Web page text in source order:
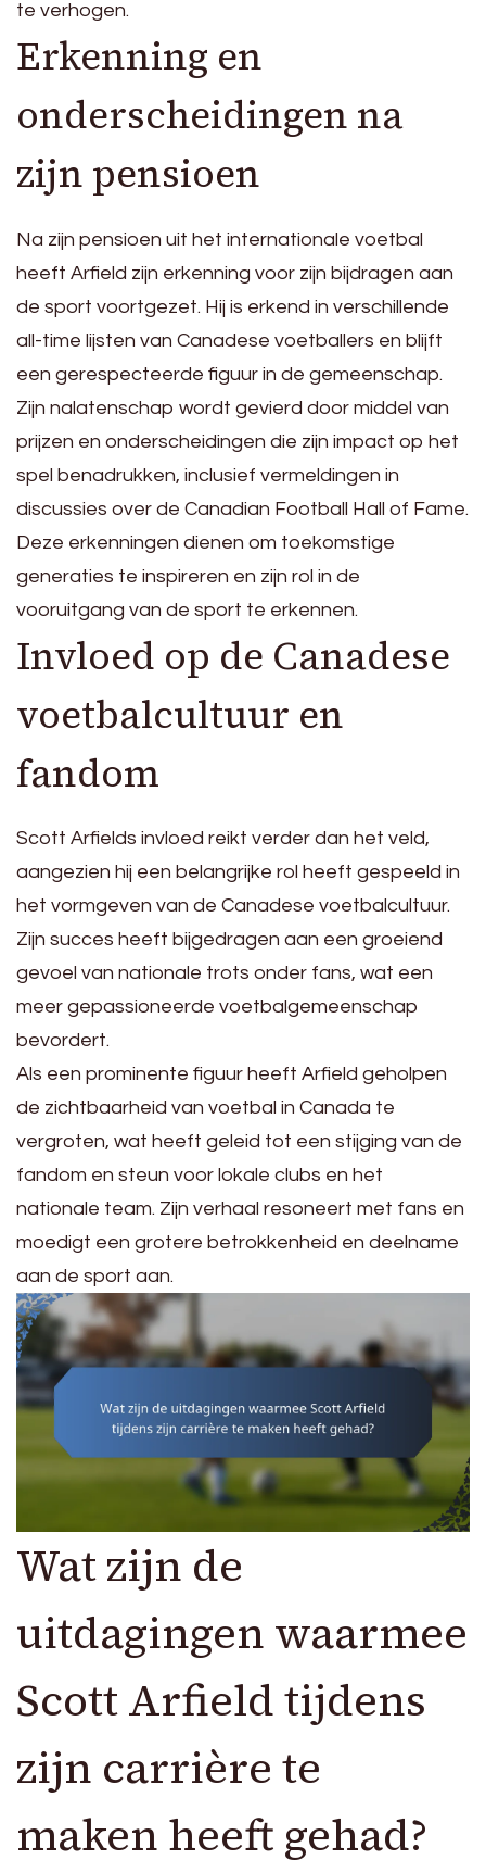
te verhogen.
Erkenning en
onderscheidingen na
zijn pensioen
Na zijn pensioen uit het internationale voetbal
heeft Arfield zijn erkenning voor zijn bijdragen aan
de sport voortgezet. Hij is erkend in verschillende
all-time lijsten van Canadese voetballers en blijft
een gerespecteerde figuur in de gemeenschap.
Zijn nalatenschap wordt gevierd door middel van
prijzen en onderscheidingen die zijn impact op het
spel benadrukken, inclusief vermeldingen in
discussies over de Canadian Football Hall of Fame.
Deze erkenningen dienen om toekomstige
generaties te inspireren en zijn rol in de
vooruitgang van de sport te erkennen.
Invloed op de Canadese
voetbalcultuur en
fandom
Scott Arfields invloed reikt verder dan het veld,
aangezien hij een belangrijke rol heeft gespeeld in
het vormgeven van de Canadese voetbalcultuur.
Zijn succes heeft bijgedragen aan een groeiend
gevoel van nationale trots onder fans, wat een
meer gepassioneerde voetbalgemeenschap
bevordert.
Als een prominente figuur heeft Arfield geholpen
de zichtbaarheid van voetbal in Canada te
vergroten, wat heeft geleid tot een stijging van de
fandom en steun voor lokale clubs en het
nationale team. Zijn verhaal resoneert met fans en
moedigt een grotere betrokkenheid en deelname
aan de sport aan.
Wat zijn de
uitdagingen waarmee
Scott Arfield tijdens
zijn carrière te
maken heeft gehad?